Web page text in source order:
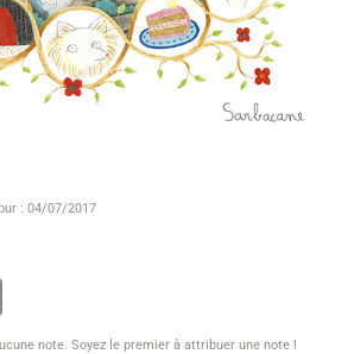
: 04/07/2017
note. Soyez le premier à attribuer une note !